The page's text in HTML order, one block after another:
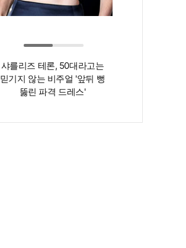
샤를리즈 테론, 50대라고는
믿기지 않는 비주얼 '앞뒤 뻥
뚫린 파격 드레스'